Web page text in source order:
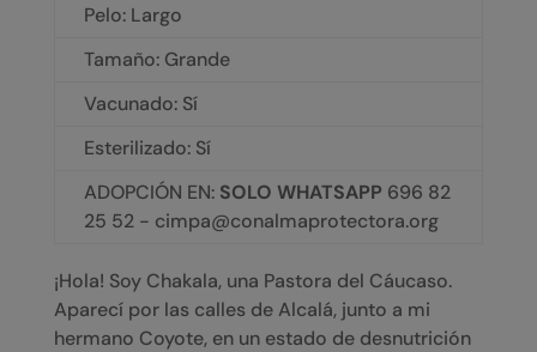
Pelo: Largo
Tamaño: Grande
Vacunado: Sí
Esterilizado: Sí
ADOPCIÓN EN: SOLO WHATSAPP 696 82
25 52 - cimpa@conalmaprotectora.org
¡Hola! Soy Chakala, una Pastora del Cáucaso.
Aparecí por las calles de Alcalá, junto a mi
hermano Coyote, en un estado de desnutrición